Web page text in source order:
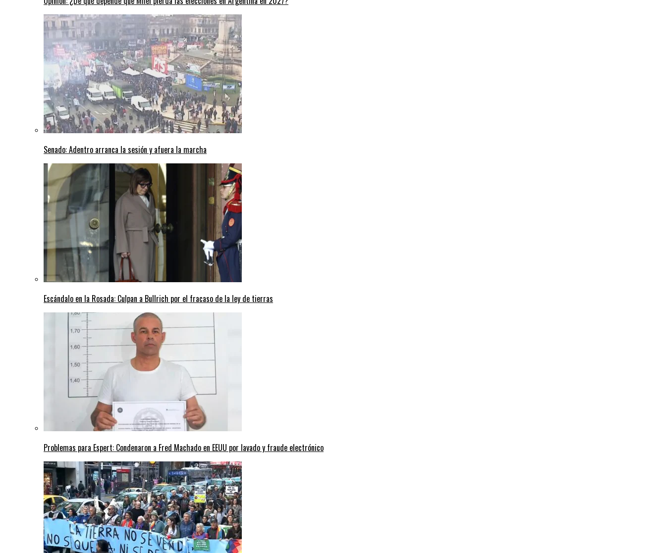
Senado: Adentro arranca la sesión y afuera la marcha
Escándalo en la Rosada: Culpan a Bullrich por el fracaso de la ley de tierras
Problemas para Espert: Condenaron a Fred Machado en EEUU por lavado y fraude electrónico